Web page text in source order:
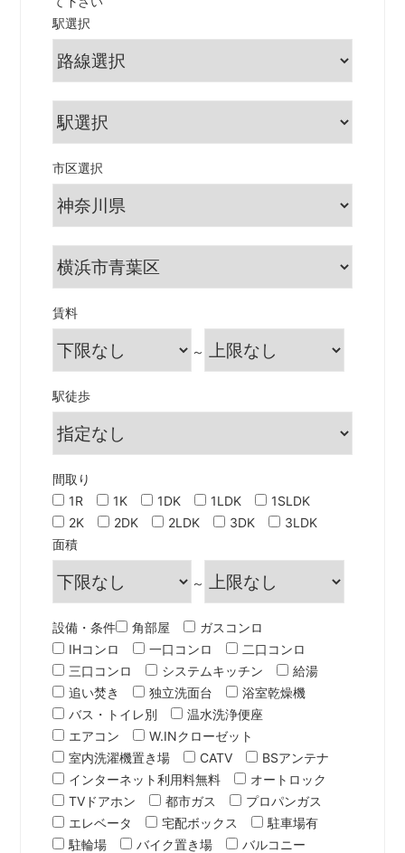
駅選択
市区選択
賃料
～
駅徒歩
間取り
1R
1K 1DK 1LDK
1SLDK
2K
2DK 2LDK 3DK
3LDK
面積
～
設備・条件 角部屋
ガスコンロ
IHコンロ
一口コンロ
二口コンロ
三口コンロ
システムキッチン
給湯
追い焚き
独立洗面台
浴室乾燥機
バス・トイレ別
温水洗浄便座
エアコン
W.INクローゼット
室内洗濯機置き場
CATV
BSアンテナ
インターネット利用料無料
オートロック
TVドアホン
都市ガス
プロパンガス
エレベータ
宅配ボックス
駐車場有
駐輪場
バイク置き場
バルコニー